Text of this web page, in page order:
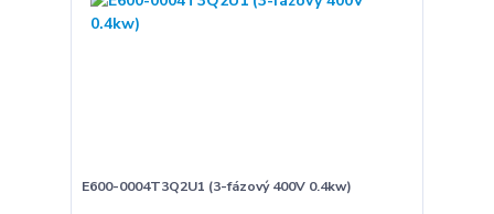
E600-0004T3Q2U1 (3-fázový 400V 0.4kw)